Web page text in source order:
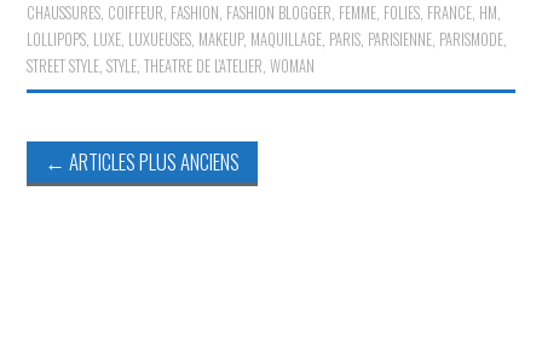
CHAUSSURES, COIFFEUR, FASHION, FASHION BLOGGER, FEMME, FOLIES, FRANCE, HM,
LOLLIPOPS, LUXE, LUXUEUSES, MAKEUP, MAQUILLAGE, PARIS, PARISIENNE, PARISMODE,
STREET STYLE,STYLE,THEATRE DE L'ATELIER,WOMAN
Navigation
des
← ARTICLES PLUS ANCIENS